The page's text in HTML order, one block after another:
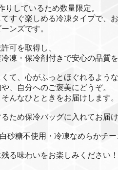
りしているため数量限定。
すぐ楽しめる冷凍タイプで、
ンズです。
可を取得し、
凍・保冷剤付きで安心の品質を
て、心がふっとほぐれるような
、自分へのご褒美にどうぞ。
んなひとときをお届けします。
ため保冷バッグに入れてお届
砂糖不使用・冷凍なめらかチー
る味わいをお楽しみください！